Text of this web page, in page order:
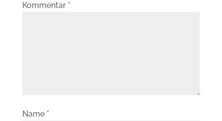
Kommentar *
Name *